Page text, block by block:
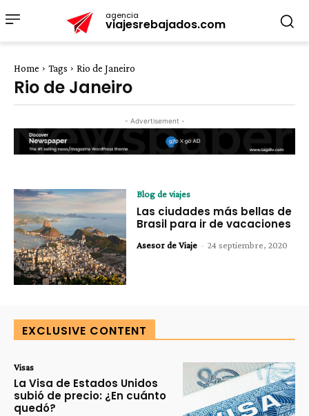
agencia
viajesrebajados.com
Home Tags Rio de Janeiro
Rio de Janeiro
- Advertisement -
Blog de viajes
Las ciudades más bellas de
Brasil para ir de vacaciones
Asesor de Viaje - 24 septiembre, 2020
EXCLUSIVE CONTENT
Visas
La Visa de Estados Unidos
subió de precio: ¿En cuánto
quedó?